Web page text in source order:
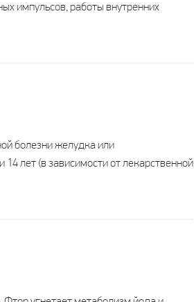
импульсов, работы внутренних
болезни желудка или
лет (в зависимости от лекарственной